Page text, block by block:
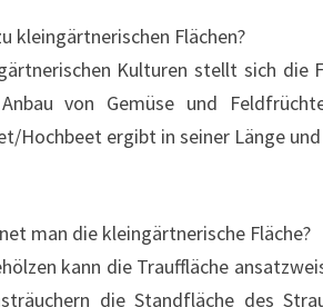
kleingärtnerischen Flächen?
Kulturen stellt sich die
von Gemüse und
Hochbeet ergibt in seiner Länge
man die kleingärtnerische Fläche?
kann die Trauffläche
die Standfläche des